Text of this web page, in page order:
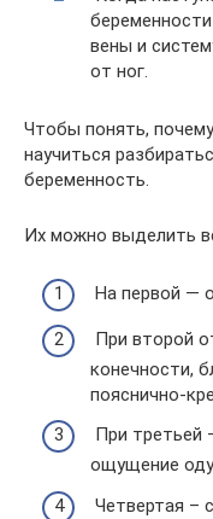
вены и
от ног.
Чтобы понять,
научиться
беременность.
Их можно выделить
На первой —
При второй
конечности,
пояснично-
При третьей
ощущение
Четвертая –